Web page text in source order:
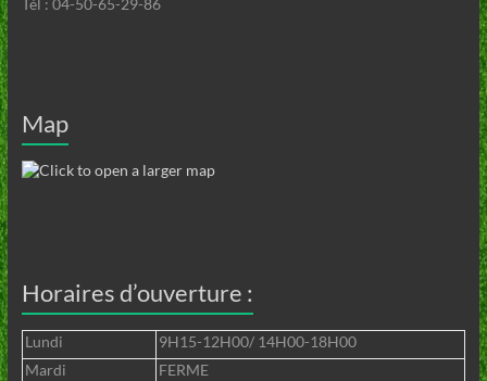
Map
Horaires d’ouverture :
Lundi
9H15-12H00/ 14H00-18H00
Mardi
FERME